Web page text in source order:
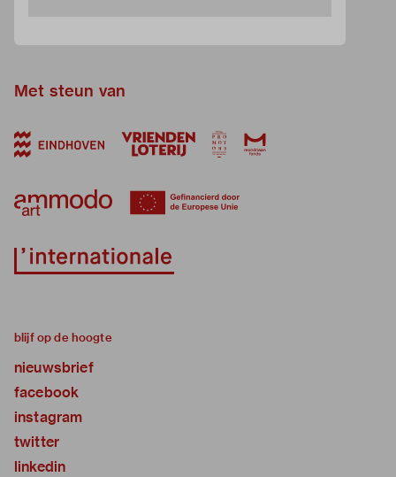
Met steun van
blijf op de hoogte
nieuwsbrief
facebook
instagram
twitter
linkedin